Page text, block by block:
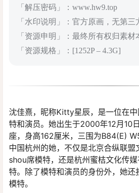
「解压密码」：www.hw9.top
「水印说明」：官方原画，无第三
「资源申明」：最终所有权归素材
「资源规格」：[1252P – 4.3G]
沈佳熹，昵称Kitty星辰，是一位在
特和演员。她出生于2000年12月10
座，身高162厘米，三围为B84(E)
中国杭州的她，不仅是北京合纵联盟
shou席模特，还是杭州蜜桔文化传
特。除了模特和演员的身份外，她
模特。